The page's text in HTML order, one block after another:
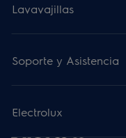
Lavavajillas
Soporte y Asistencia
Electrolux